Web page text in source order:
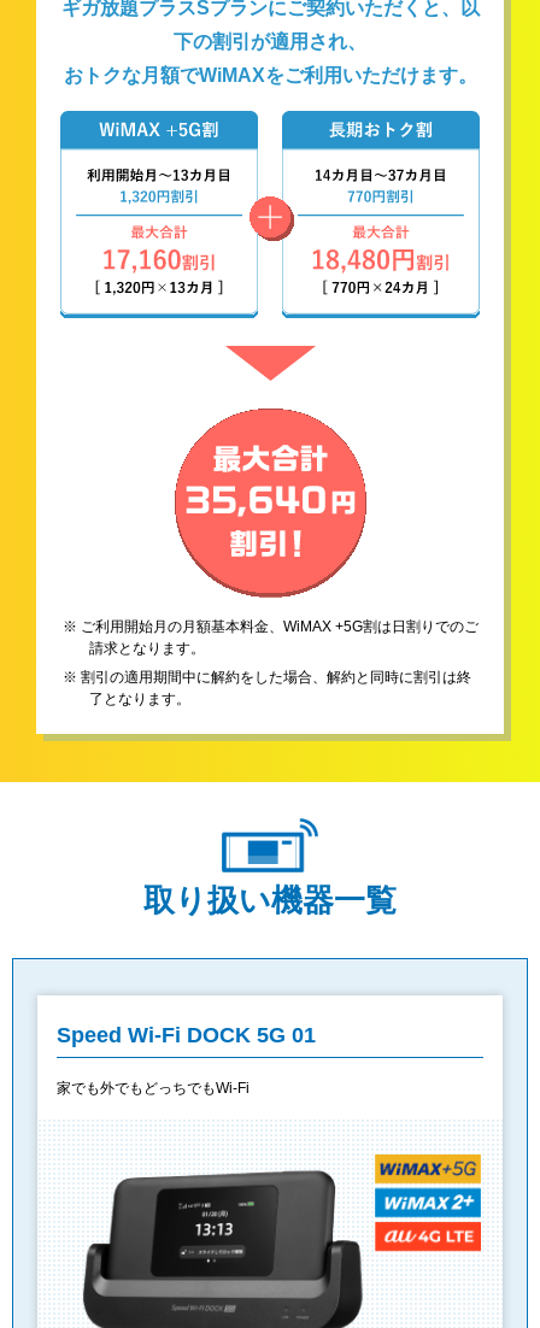
ギガ放題プラスSプランにご契約いただくと、以
下の割引が適用され、
おトクな月額でWiMAXをご利用いただけます。
※ ご利用開始月の月額基本料金、WiMAX +5G割は日割りでのご
請求となります。
※ 割引の適用期間中に解約をした場合、解約と同時に割引は終
了となります。
取り扱い機器一覧
Speed Wi-Fi DOCK 5G 01
家でも外でもどっちでもWi-Fi